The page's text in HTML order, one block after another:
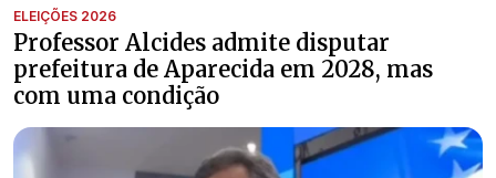
ELEIÇÕES 2026
Professor Alcides admite disputar
prefeitura de Aparecida em 2028, mas
com uma condição